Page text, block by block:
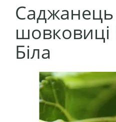
Саджанець
Біла